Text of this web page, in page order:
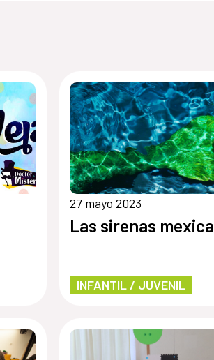
27 mayo 2023
Las sirenas
INFANTIL / JUVENIL